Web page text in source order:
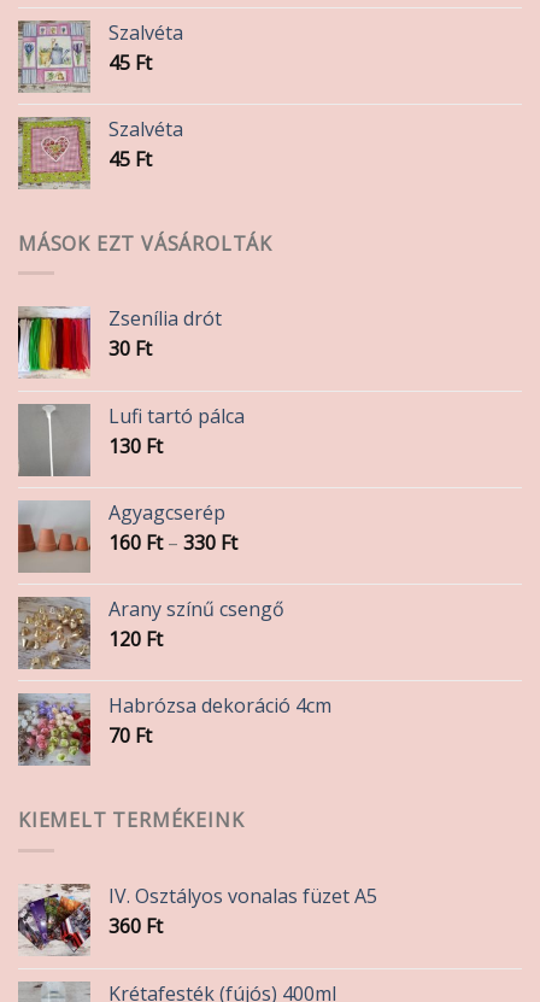
Szalvéta
45 Ft
Szalvéta
45 Ft
MÁSOK EZT VÁSÁROLTÁK
Zsenília drót
30 Ft
Lufi tartó pálca
130 Ft
Agyagcserép
160 Ft – 330 FtÁrtartomány:
-
330 Ft
Arany színű csengő
120 Ft
Habrózsa dekoráció 4cm
70 Ft
KIEMELT TERMÉKEINK
IV. Osztályos vonalas füzet A5
360 Ft
Krétafesték (fújós) 400ml